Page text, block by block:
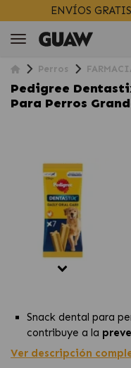
ENVÍOS GRATIS
Perros
Pedigree
Para Perros
Snack dental para
contribuye a la
periodontales al
Ver descripción